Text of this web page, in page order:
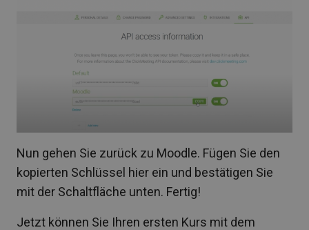
Nun gehen Sie zurück zu Moodle. Fügen Sie den
kopierten Schlüssel hier ein und bestätigen Sie
mit der Schaltfläche unten. Fertig!
Jetzt können Sie Ihren ersten Kurs mit dem